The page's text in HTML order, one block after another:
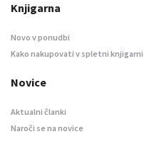
Knjigarna
Novo v ponudbi
Kako nakupovati v spletni knjigarni
Novice
Aktualni članki
Naroči se na novice